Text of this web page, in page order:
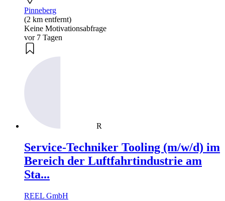
Pinneberg
(2 km entfernt)
Keine Motivationsabfrage
vor 7 Tagen
R
Service-Techniker Tooling (m/w/d) im
Bereich der Luftfahrtindustrie am
Sta...
REEL GmbH